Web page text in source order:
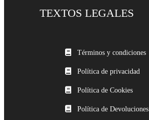
TEXTOS LEGALES
Términos y condiciones
Política de privacidad
Política de Cookies
Política de Devoluciones